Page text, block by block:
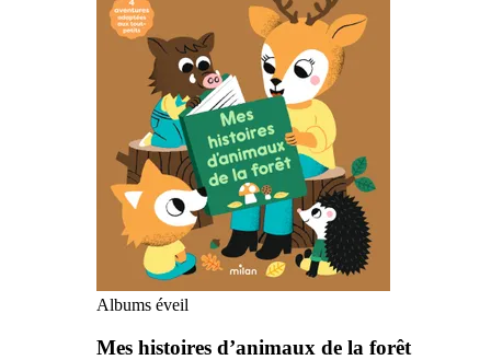
Albums éveil
Mes histoires d’animaux de la forêt